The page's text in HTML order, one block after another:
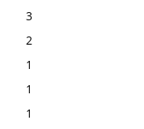
3
2
1
1
1